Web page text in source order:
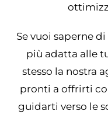
Se vuoi saperne
più adatta alle
stesso la nostra
pronti a offrirti
guidarti verso le